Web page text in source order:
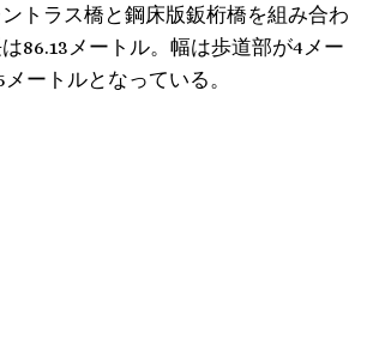
トラス橋と鋼床版鈑桁橋を組み合わ
86.13メートル。幅は歩道部が4メー
メートルとなっている。